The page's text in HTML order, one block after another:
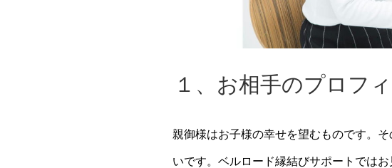
１、お相手のプロフ
親御様はお子様の幸せを望むものです。
いです。ベルロード縁結びサポートでは